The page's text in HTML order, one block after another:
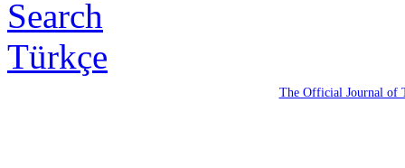
Search
Türkçe
The Official Journal of